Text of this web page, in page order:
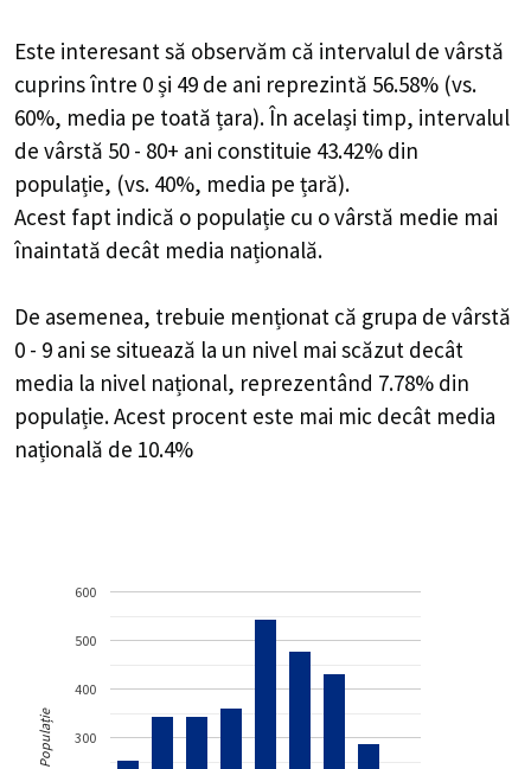
Este interesant să observăm că intervalul de vârstă
cuprins între 0 și 49 de ani reprezintă 56.58% (vs.
60%, media pe toată țara). În același timp, intervalul
de vârstă 50 - 80+ ani constituie 43.42% din
populație, (vs. 40%, media pe țară).
Acest fapt indică o populație cu o vârstă medie mai
înaintată decât media națională.
De asemenea, trebuie menționat că grupa de vârstă
0 - 9 ani se situează la un nivel mai scăzut decât
media la nivel național, reprezentând 7.78% din
populație. Acest procent este mai mic decât media
națională de 10.4%
300
400
500
600
Populație